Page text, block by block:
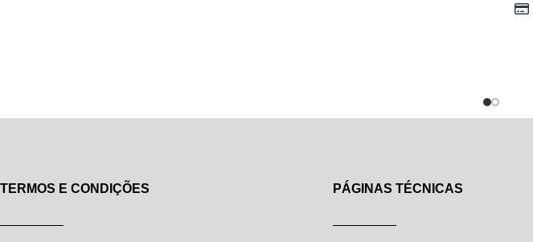
TERMOS E CONDIÇÕES PÁGINAS TÉCNICAS